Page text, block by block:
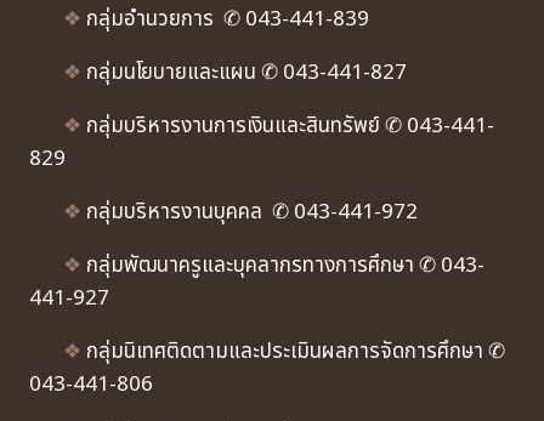
❖ กลุ่มอำนวยการ ✆ 043-441-839
❖ กลุ่มนโยบายและแผน ✆ 043-441-827
❖ กลุ่มบริหารงานการเงินและสินทรัพย์ ✆ 043-441-
829
❖ กลุ่มบริหารงานบุคคล ✆ 043-441-972
❖ กลุ่มพัฒนาครูและบุคลากรทางการศึกษา ✆ 043-
441-927
❖ กลุ่มนิเทศติดตามและประเมินผลการจัดการศึกษา ✆
043-441-806